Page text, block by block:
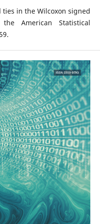
ties in the Wilcoxon signed
American Statistical